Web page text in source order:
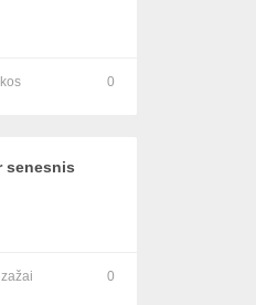
0
senesnis
0